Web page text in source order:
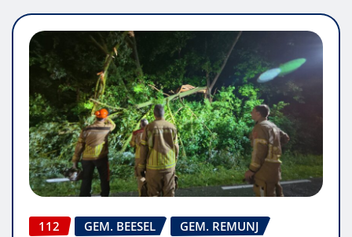
112 GEM. BEESEL
GEM. REMUNJ